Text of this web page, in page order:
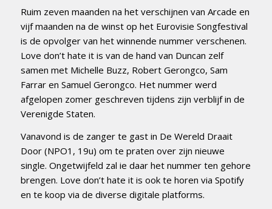
Ruim zeven maanden na het verschijnen van Arcade en
vijf maanden na de winst op het Eurovisie Songfestival
is de opvolger van het winnende nummer verschenen.
Love don’t hate it is van de hand van Duncan zelf
samen met Michelle Buzz, Robert Gerongco, Sam
Farrar en Samuel Gerongco. Het nummer werd
afgelopen zomer geschreven tijdens zijn verblijf in de
Verenigde Staten.
Vanavond is de zanger te gast in De Wereld Draait
Door (NPO1, 19u) om te praten over zijn nieuwe
single. Ongetwijfeld zal ie daar het nummer ten gehore
brengen. Love don’t hate it is ook te horen via Spotify
en te koop via de diverse digitale platforms.